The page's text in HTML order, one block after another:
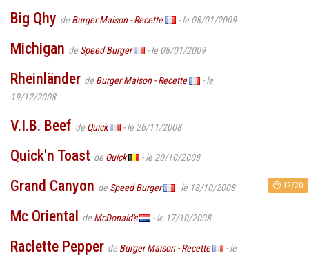
Big Qhy de Burger Maison - Recette - le 08/01/2009
Michigan de Speed Burger - le 08/01/2009
Rheinländer de Burger Maison - Recette
- le
19/12/2008
V.I.B. Beef de Quick - le 26/11/2008
Quick'n Toast de Quick - le 20/10/2008
Grand Canyon de Speed Burger - le 18/10/2008 12/20
Mc Oriental de McDonald's - le 17/10/2008
Raclette Pepper de Burger Maison - Recette - le